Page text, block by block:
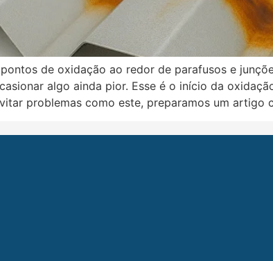
de oxidação ao redor de parafusos e
algo ainda pior. Esse é o início da
problemas como este, preparamos um